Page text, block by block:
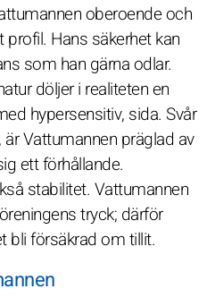
oberoende och
Hans säkerhet kan
som han gärna odlar.
döljer i realiteten en
hypersensitiv, sida. Svår
Vattumannen präglad av
ett förhållande.
stabilitet. Vattumannen
tryck; därför
bli försäkrad om tillit.